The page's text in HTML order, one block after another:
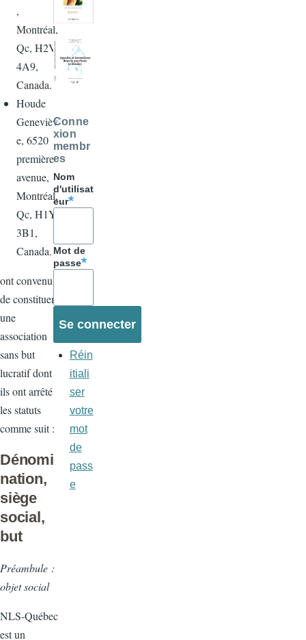
,
Montréal,
Qc, H2V
4A9,
Canada.
Houde
Genevièv
e, 6520
première
avenue,
Montréal,
Qc, H1Y
3B1,
Canada.
ont convenu
de constituer
une
association
sans but
lucratif dont
ils ont arrêté
les statuts
comme suit :
Dénomi
nation,
siège
social,
but
Préambule :
objet social
NLS-Québec
est un
Conne
xion
membr
es
Nom
d'utilisat
eur
Mot de
passe
Réin
itiali
ser
votre
mot
de
pass
e